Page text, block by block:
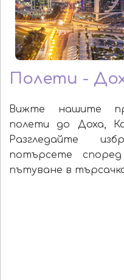
Полети -
Вижте нашите
полети до Доха,
Разгледайте
потърсете
пътуване в